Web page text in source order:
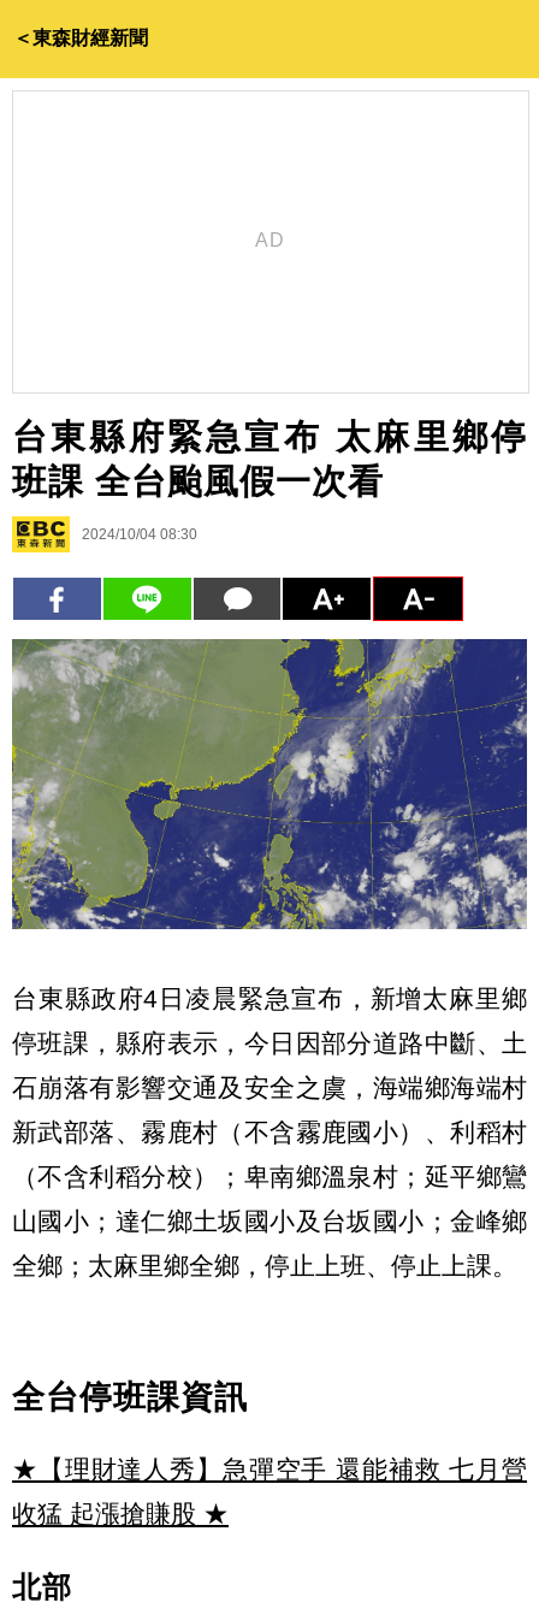
＜東森財經新聞
台東縣府緊急宣布 太麻里鄉停
班課 全台颱風假一次看
2024/10/04 08:30
台東縣政府4日凌晨緊急宣布，新增太麻里鄉
停班課，縣府表示，今日因部分道路中斷、土
石崩落有影響交通及安全之虞，海端鄉海端村
新武部落、霧鹿村（不含霧鹿國小）、利稻村
（不含利稻分校）；卑南鄉溫泉村；延平鄉鸞
山國小；達仁鄉土坂國小及台坂國小；金峰鄉
全鄉；太麻里鄉全鄉，停止上班、停止上課。
全台停班課資訊
★【理財達人秀】急彈空手 還能補救 七月營
收猛 起漲搶賺股 ★
北部